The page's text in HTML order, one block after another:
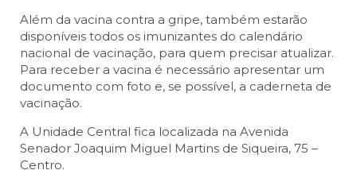
Além da vacina contra a gripe, também estarão
disponíveis todos os imunizantes do calendário
nacional de vacinação, para quem precisar atualizar.
Para receber a vacina é necessário apresentar um
documento com foto e, se possível, a caderneta de
vacinação.
A Unidade Central fica localizada na Avenida
Senador Joaquim Miguel Martins de Siqueira, 75 –
Centro.